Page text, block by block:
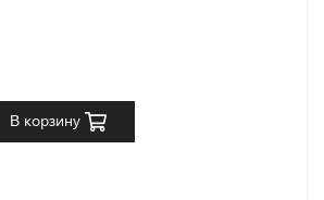
В корзину